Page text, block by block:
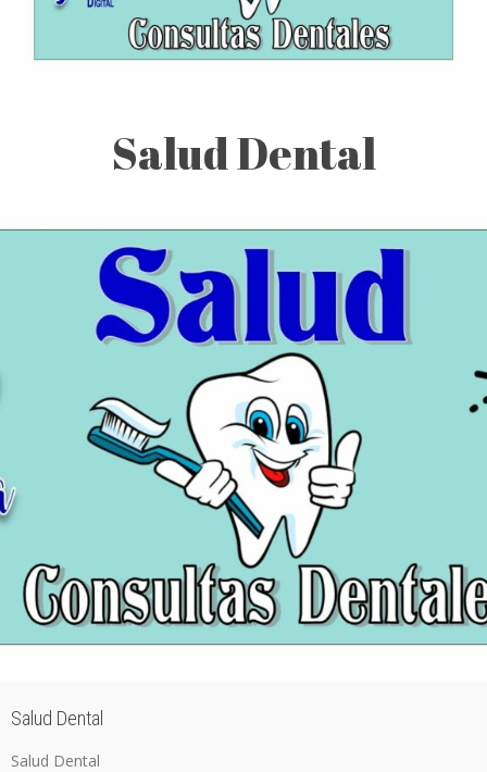
Salud Dental
Salud Dental
Salud Dental